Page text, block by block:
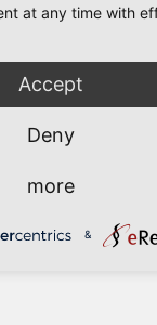
Deshalb suche ich
das
Vordergrund.
zu lachen und
at any time with
Accept
Deny
more
&